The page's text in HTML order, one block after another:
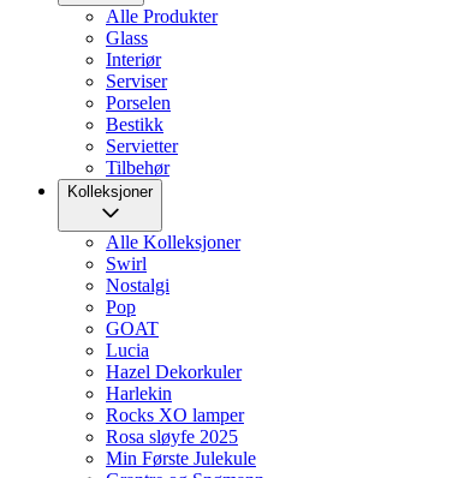
Alle Produkter
Glass
Interiør
Serviser
Porselen
Bestikk
Servietter
Tilbehør
Kolleksjoner
Alle Kolleksjoner
Swirl
Nostalgi
Pop
GOAT
Lucia
Hazel Dekorkuler
Harlekin
Rocks XO lamper
Rosa sløyfe 2025
Min Første Julekule